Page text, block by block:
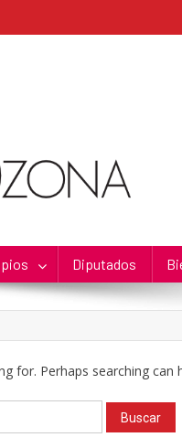
Diputados
for. Perhaps searching can